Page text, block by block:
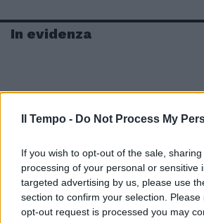
Il Tempo - Do Not Process My
If you wish to opt-out of the sale,
processing of your personal or sensitive
targeted advertising by us, please use
section to confirm your selection.
opt-out request is processed you may
In evidenza